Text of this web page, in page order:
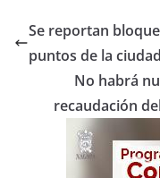
Se reportan
puntos de la ciudad
No habrá
recaudación